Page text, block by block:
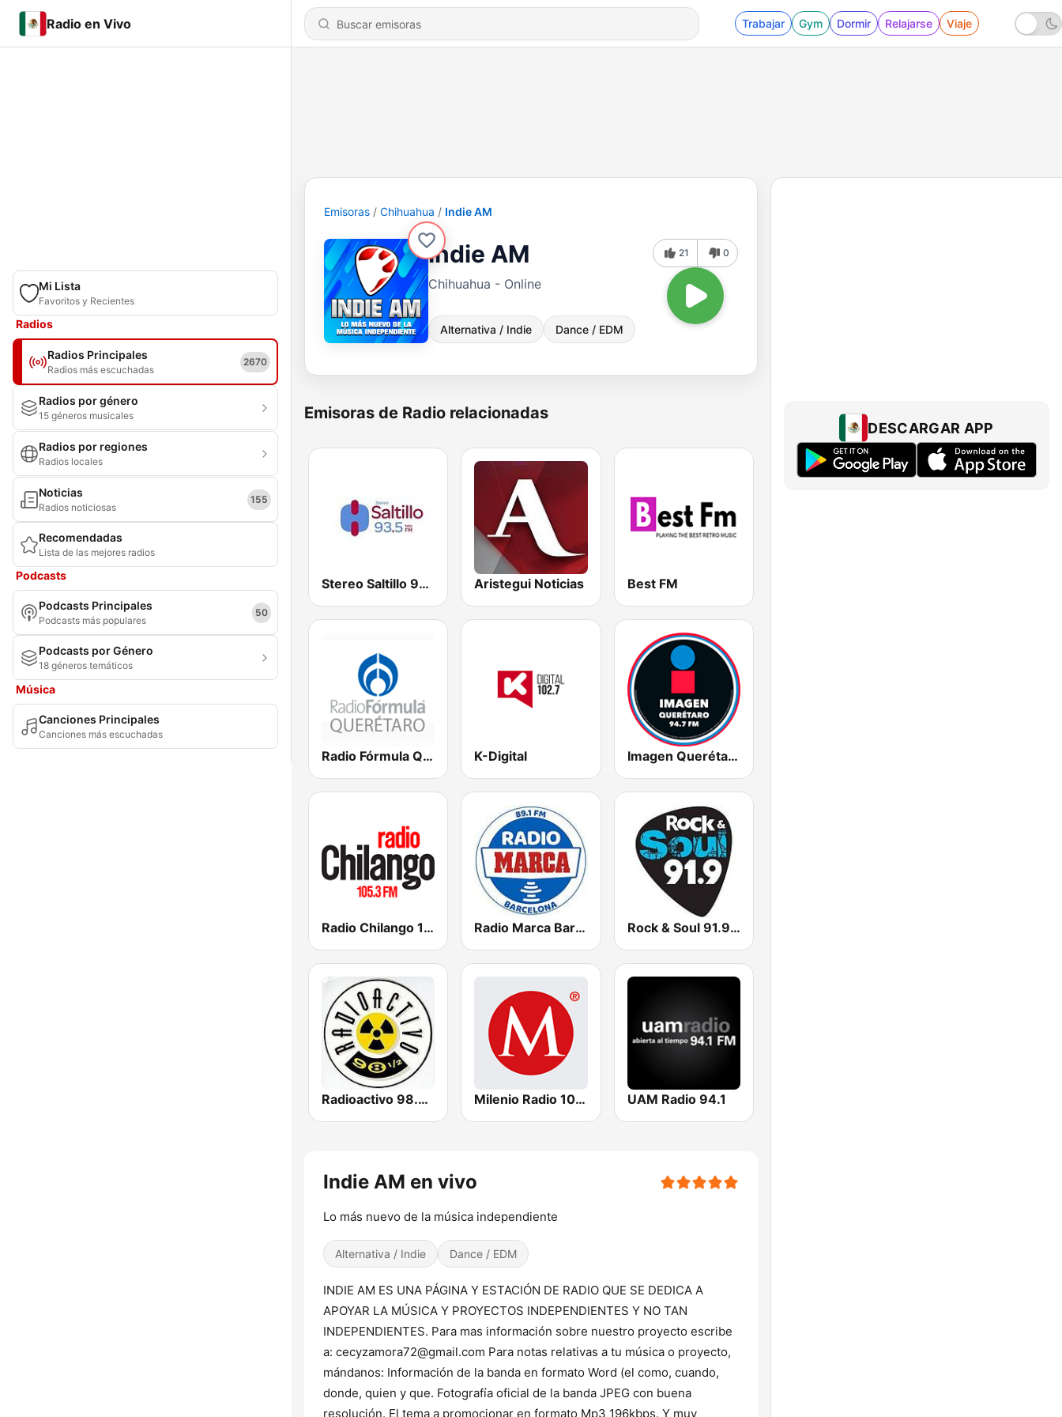
Radio en Vivo Trabajar Gym Dormir Relajarse Viaje
Mi Lista
Favoritos y Recientes
Radios
Radios Principales
Radios más escuchadas
2670
Radios por género
15 géneros musicales
Radios por regiones
Radios locales
Noticias
Radios noticiosas
155
Recomendadas
Lista de las mejores radios
Podcasts
Podcasts Principales
Podcasts más populares
50
Podcasts por Género
18 géneros temáticos
Música
Canciones Principales
Canciones más escuchadas
Emisoras Chihuahua Indie AM
Indie AM
Chihuahua - Online
Alternativa / Indie Dance / EDM
21 0
Emisoras de Radio relacionadas
Stereo Saltillo 93.5 Aristegui Noticias Best FM
Radio Fórmula Querétaro K-Digital Imagen Querétaro 94.7 FM
Radio Chilango 105.3 FM Radio Marca Barcelona Rock & Soul 91.9 FM
Radioactivo 98.5 FM Milenio Radio 103.7 UAM Radio 94.1
Indie AM en vivo
Lo más nuevo de la música independiente
Alternativa / Indie Dance / EDM
INDIE AM ES UNA PÁGINA Y ESTACIÓN DE RADIO QUE SE DEDICA A
APOYAR LA MÚSICA Y PROYECTOS INDEPENDIENTES Y NO TAN
INDEPENDIENTES. Para mas información sobre nuestro proyecto escribe
a: cecyzamora72@gmail.com Para notas relativas a tu música o proyecto,
mándanos: Información de la banda en formato Word (el como, cuando,
donde, quien y que. Fotografía oficial de la banda JPEG con buena
resolución. El tema a promocionar en formato Mp3 196kbps. Y muy
DESCARGAR APP